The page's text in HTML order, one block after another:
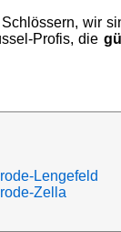
wir
Profis, die
Lengefeld
Zella